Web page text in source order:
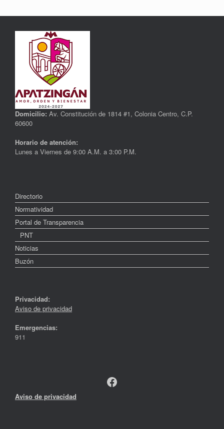
Domicilio: Av. Constitución de 1814 #1, Colonia Centro, C.P.
60600
Horario de atención:
Lunes a Viernes de 9:00 A.M. a 3:00 P.M.
Directorio
Normatividad
Portal de Transparencia
PNT
Noticias
Buzón
Privacidad:
Aviso de privacidad
Emergencias:
911
Facebook
Aviso de privacidad